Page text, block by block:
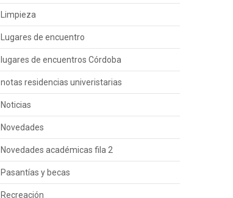
Limpieza
Lugares de encuentro
lugares de encuentros Córdoba
notas residencias univeristarias
Noticias
Novedades
Novedades académicas fila 2
Pasantías y becas
Recreación